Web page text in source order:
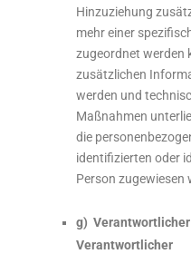
Hinzuziehung
mehr einer
zugeordnet werden
zusätzlichen
werden und
Maßnahmen
die
identifizierten oder
Person zugewiesen
g)
Verantwortlicher